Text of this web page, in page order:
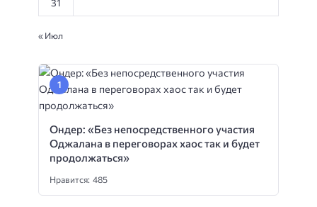
31
« Июл
Ондер: «Без непосредственного участия
Оджалана в переговорах хаос так и будет
продолжаться»
Нравится: 485